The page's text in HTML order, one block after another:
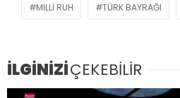
MILLI RUH TÜRK BAYRAĞI
İLGİNİZİÇEKEBİLİR